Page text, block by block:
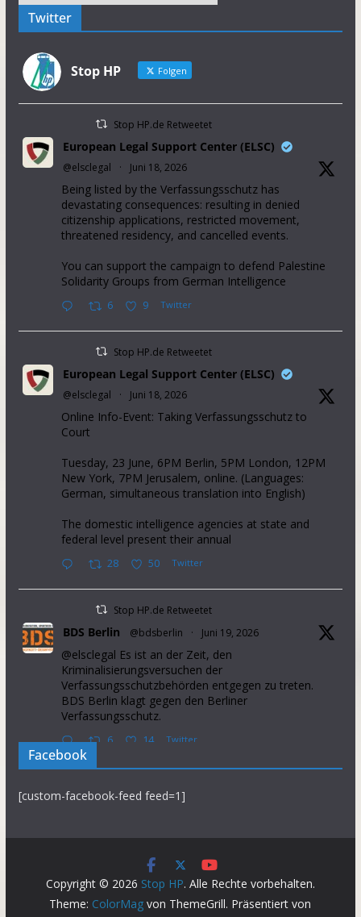
Twitter
Stop HP Folgen
Stop HP.de Retweetet
European Legal Support Center (ELSC)
@elsclegal · Juni 18, 2026
Being listed by the Verfassungsschutz has
devastating consequences: resulting in denied
citizenship applications, restricted movement,
threatened residency, and cancelled events.
You can support the campaign to defend Palestine
Solidarity Groups from German Intelligence
6 9 Twitter
Stop HP.de Retweetet
European Legal Support Center (ELSC)
@elsclegal · Juni 18, 2026
Online Info-Event: Taking Verfassungsschutz to
Court
Tuesday, 23 June, 6PM Berlin, 5PM London, 12PM
New York, 7PM Jerusalem, online. (Languages:
German, simultaneous translation into English)
The domestic intelligence agencies at state and
federal level present their annual
28 50 Twitter
Stop HP.de Retweetet
BDS Berlin @bdsberlin · Juni 19, 2026
@elsclegal Es ist an der Zeit, den
Kriminalisierungsversuchen der
Verfassungsschutzbehörden entgegen zu treten.
BDS Berlin klagt gegen den Berliner
Verfassungsschutz.
6 14 Twitter
37 aid organisations from operating in the Occupied
Palestinian Territory. This will further intensify
suffering in the Gaza Strip.
Demand the gov introduce sanctions on Israel NOW.
Facebook
[custom-facebook-feed feed=1]
Copyright © 2026 Stop HP. Alle Rechte vorbehalten.
Theme: ColorMag von ThemeGrill. Präsentiert von